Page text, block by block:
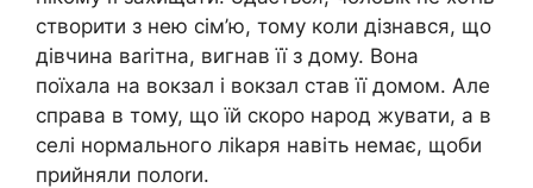
створити з нею сім’ю, тому коли дізнався, що
дівчина ваrітна, вигнав її з дому. Вона
поїхала на вокзал і вокзал став її домом. Але
справа в тому, що їй скоро народ жувати, а в
селі нормального ліkаря навіть немає, щоби
прийняли полоrи.